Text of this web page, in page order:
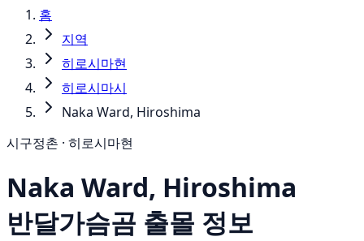
홈
지역
히로시마현
히로시마시
Naka Ward, Hiroshima
시구정촌 · 히로시마현
Naka Ward, Hiroshima
반달가슴곰 출몰 정보